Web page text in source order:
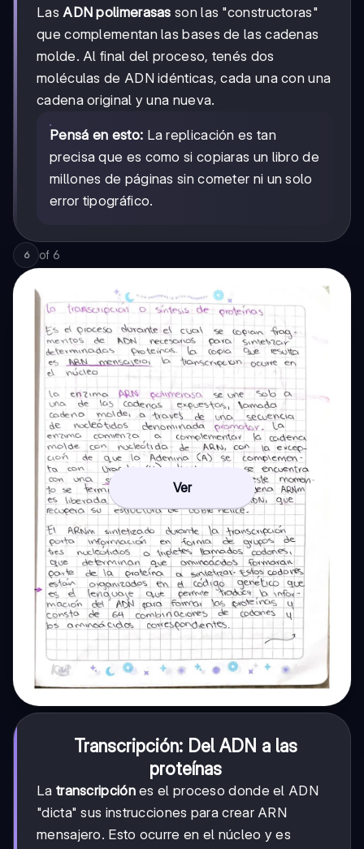
LasADN polimerasas son las "constructoras"
que complementan las bases de las cadenas
molde. Al final del proceso, tenés dos
moléculas de ADN idénticas, cada una con una
cadena original y una nueva.
Pensá en esto: La replicación es tan
precisa que es como si copiaras un libro de
millones de páginas sin cometer ni un solo
error tipográfico.
6 of 6
Ver
Transcripción: Del ADN a las
proteínas
La transcripciónes el proceso donde el ADN
"dicta" sus instrucciones para crear ARN
mensajero. Esto ocurre en el núcleo y es